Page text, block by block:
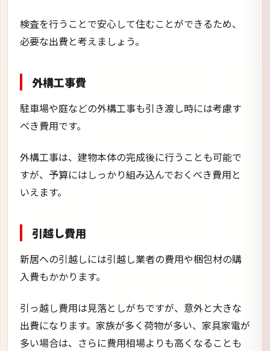
検査を行うことで安心して住むことができるため、
必要な出費と考えましょう。
外構工事費
駐車場や庭などの外構工事も引き渡し時には考慮す
べき費用です。
外構工事は、建物本体の完成後に行うことも可能で
すが、予算にはしっかり組み込んでおくべき費用と
いえます。
引越し費用
新居への引越しには引越し業者の費用や梱包材の購
入費もかかります。
引っ越し費用は見落としがちですが、意外と大きな
出費になります。家族が多く荷物が多い、家具家電が
多い場合は、さらに費用相場よりも高くなることも